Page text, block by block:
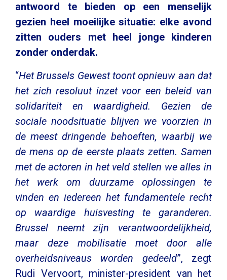
antwoord te bieden op een menselijk
gezien heel moeilijke situatie: elke avond
zitten ouders met heel jonge kinderen
zonder onderdak.
“Het Brussels Gewest toont opnieuw aan dat
het zich resoluut inzet voor een beleid van
solidariteit en waardigheid. Gezien de
sociale noodsituatie blijven we voorzien in
de meest dringende behoeften, waarbij we
de mens op de eerste plaats zetten. Samen
met de actoren in het veld stellen we alles in
het werk om duurzame oplossingen te
vinden en iedereen het fundamentele recht
op waardige huisvesting te garanderen.
Brussel neemt zijn verantwoordelijkheid,
maar deze mobilisatie moet door alle
overheidsniveaus worden gedeeld”, zegt
Rudi Vervoort, minister-president van het